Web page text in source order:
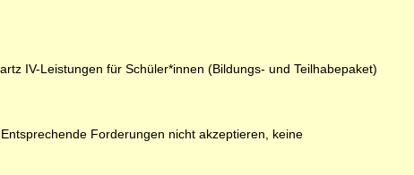
IV-Leistungen für Schüler*innen (Bildungs- und Teilhabepaket)
Forderungen nicht akzeptieren, keine